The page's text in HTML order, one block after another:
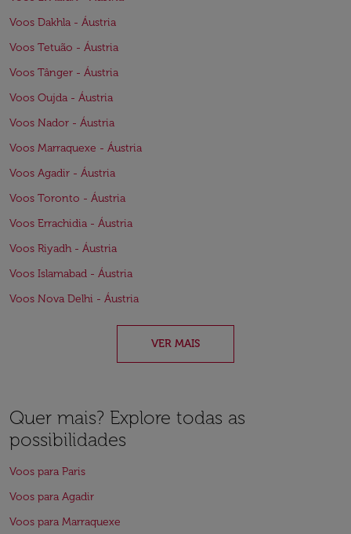
Voos Dakhla - Áustria
Voos Tetuão - Áustria
Voos Tânger - Áustria
Voos Oujda - Áustria
Voos Nador - Áustria
Voos Marraquexe - Áustria
Voos Agadir - Áustria
Voos Toronto - Áustria
Voos Errachidia - Áustria
Voos Riyadh - Áustria
Voos Islamabad - Áustria
Voos Nova Delhi - Áustria
VER MAIS
Quer mais? Explore todas as
possibilidades
Voos para Paris
Voos para Agadir
Voos para Marraquexe